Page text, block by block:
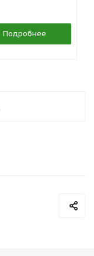
Подробнее